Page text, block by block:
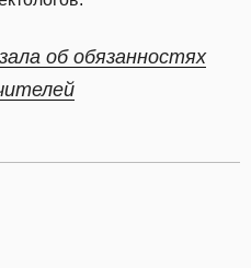
об обязанностях